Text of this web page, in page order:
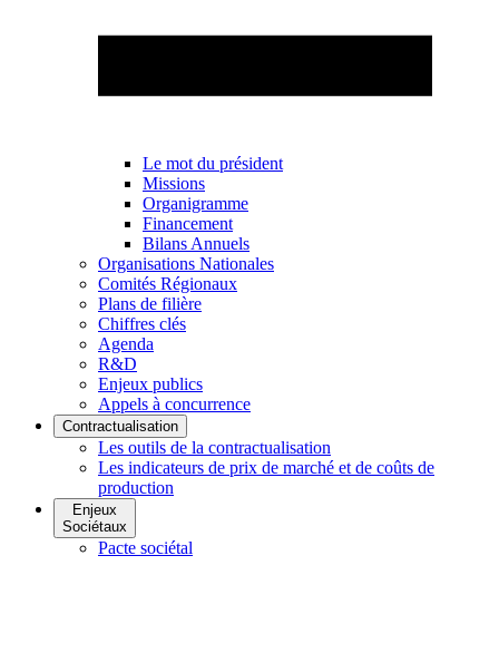
Le mot du président
Missions
Organigramme
Financement
Bilans Annuels
Organisations Nationales
Comités Régionaux
Plans de filière
Chiffres clés
Agenda
R&D
Enjeux publics
Appels à concurrence
Contractualisation
Les outils de la contractualisation
Les indicateurs de prix de marché et de coûts de
production
Enjeux
Sociétaux
Pacte sociétal